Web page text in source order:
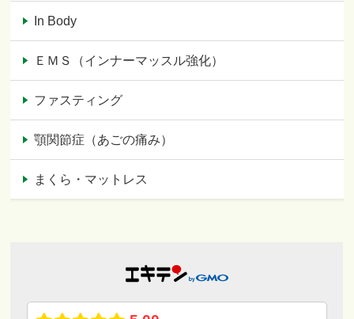
In Body
ＥＭＳ（インナーマッスル強化）
ファスティング
顎関節症（あごの痛み）
まくら・マットレス